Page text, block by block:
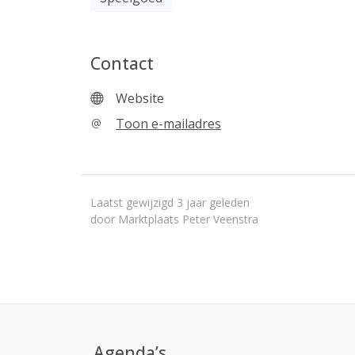
Contact
Website
Toon e-mailadres
Laatst gewijzigd 3 jaar geleden
door Marktplaats Peter Veenstra